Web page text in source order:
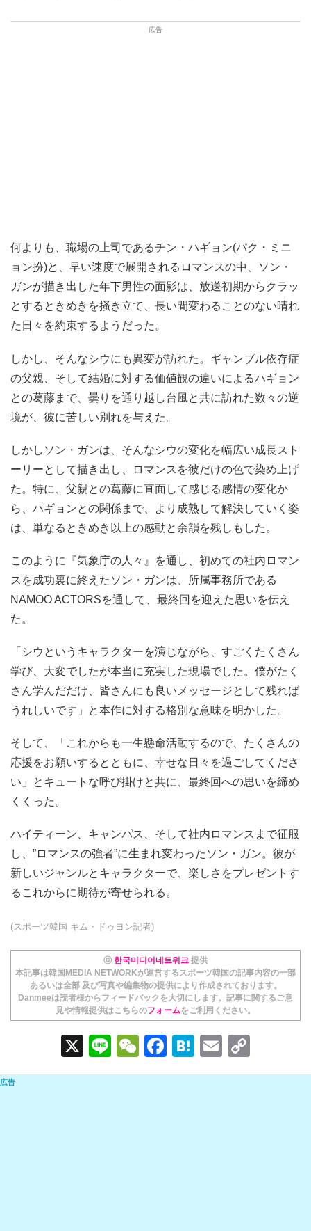
何よりも、職場の上司であるチン・ハギョン(パク・ミニ
ョン扮)と、早い速度で展開されるロマンスの中、ソン・
ガンが描き出した年下男性の面影は、放送初期からクラッ
とするときめきを掻き立て、長い間変わることのない晴れ
た日々を約束するようだった。
しかし、そんなシウにも異変が訪れた。ギャンブル依存症
の父親、そして結婚に対する価値観の違いによるハギョン
との葛藤まで、曇りを通り越し台風と共に訪れた数々の逆
境が、彼に苦しい別れを与えた。
しかしソン・ガンは、そんなシウの変化を幅広い成長スト
ーリーとして描き出し、ロマンスを彼だけの色で染め上げ
た。特に、父親との葛藤に直面して感じる感情の変化か
ら、ハギョンとの関係まで、より成熟して解決していく姿
は、単なるときめき以上の感動と余韻を残しもした。
このように『気象庁の人々』を通し、初めての社内ロマン
スを成功裏に終えたソン・ガンは、所属事務所である
NAMOO ACTORSを通して、最終回を迎えた思いを伝え
た。
「シウというキャラクターを演じながら、すごくたくさん
学び、大変でしたが本当に充実した現場でした。僕がたく
さん学んだだけ、皆さんにも良いメッセージとして残れば
うれしいです」と本作に対する格別な意味を明かした。
そして、「これからも一生懸命活動するので、たくさんの
応援をお願いするとともに、幸せな日々を過ごしてくださ
い」とキュートな呼び掛けと共に、最終回への思いを締め
くくった。
ハイティーン、キャンパス、そして社内ロマンスまで征服
し、”ロマンスの強者”に生まれ変わったソン・ガン。彼が
新しいジャンルとキャラクターで、楽しさをプレゼントす
るこれからに期待が寄せられる。
(スポーツ韓国 キム・ドゥヨン記者)
ⓒ 한국미디어네트워크 提供
本記事は韓国MEDIA NETWORKが運営するスポーツ韓国の記事内容の一部
あるいは全部 及び写真や編集物の提供により作成されております。
Danmeeは読者様からフィードバックを大切にします。記事に関するご意
見や情報提供はこちらのフォームをご利用ください。
X
Li
n
W
e
F
a
H
at
E
m o